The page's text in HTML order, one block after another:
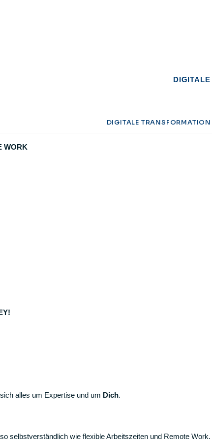
DIGITALE TRANSFORMATION
WORK
alles um Expertise und um Dich.
selbstverständlich wie flexible Arbeitszeiten und Remote